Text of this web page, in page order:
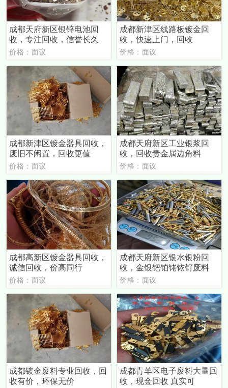
成都天府新区银锌电池回
收，专注回收，信誉长久
价格：面议
成都新津区线路板镀金回
收，快速上门，回收
价格：面议
成都新津区镀金器具回收，
废旧不闲置，回收更值
价格：面议
成都天府新区工业银浆回
收，回收贵金属边角料
价格：面议
成都高新区镀金器具回收，
诚信回收，价高同行
价格：面议
成都天府新区银水银粉回
收，金银钯铂铑铱钌废料
价格：面议
成都镀金废料专业回收，回
收有价，环保无价
成都青羊区电子废料大量回
收，现金回收 真实可